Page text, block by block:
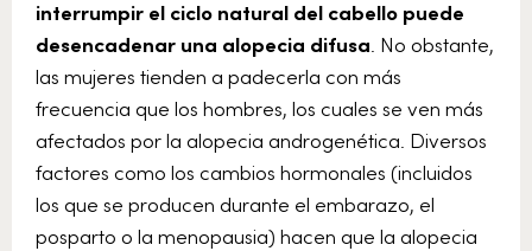
interrumpir el ciclo natural del cabello puede
desencadenar una alopecia difusa . No obstante,
las mujeres tienden a padecerla con más
frecuencia que los hombres, los cuales se ven más
afectados por la alopecia androgenética. Diversos
factores como los cambios hormonales (incluidos
los que se producen durante el embarazo, el
posparto o la menopausia) hacen que la alopecia